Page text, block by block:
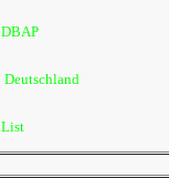
DBAP
Deutschland
List